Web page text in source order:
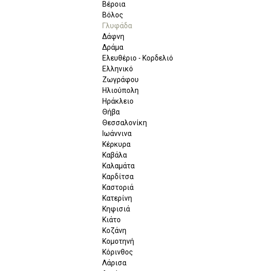
Βέροια
Βόλος
Γλυφάδα
Δάφνη
Δράμα
Ελευθέριο - Κορδελιό
Ελληνικό
Ζωγράφου
Ηλιούπολη
Ηράκλειο
Θήβα
Θεσσαλονίκη
Ιωάννινα
Κέρκυρα
Καβάλα
Καλαμάτα
Καρδίτσα
Καστοριά
Κατερίνη
Κηφισιά
Κιάτο
Κοζάνη
Κομοτηνή
Κόρινθος
Λάρισα